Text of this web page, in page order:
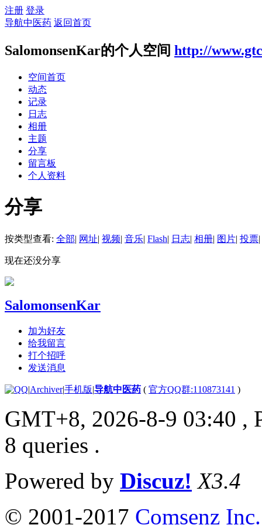
注册 登录
导航中医药 返回首页
SalomonsenKar的个人空间 http://
空间首页
动态
记录
日志
相册
主题
分享
留言板
个人资料
分享
按类型查看: 全部| 网址| 视频| 音乐| Flash| 日志| 相册| 图片| 投票|
现在还没分享
SalomonsenKar
加为好友
给我留言
打个招呼
发送消息
|Archiver|手机版|导航中医药 ( 官方QQ群:110873141 )
GMT+8, 2026-8-9 03:40 ,
8 queries .
Powered by Discuz! X3.4
© 2001-2017 Comsenz Inc.